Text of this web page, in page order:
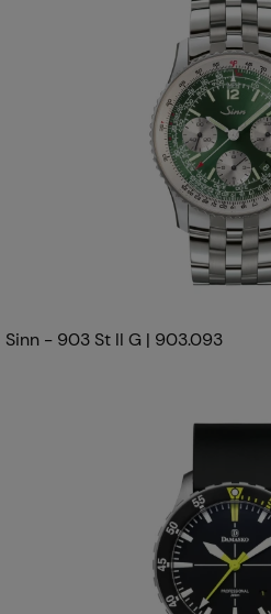
Sinn - 903 St II G | 903.093